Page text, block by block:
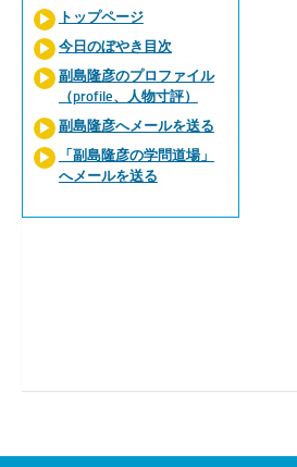
トップページ
今日のぼやき目次
副島隆彦のプロファイル
（profile、人物寸評）
副島隆彦へメールを送る
「副島隆彦の学問道場」
へメールを送る